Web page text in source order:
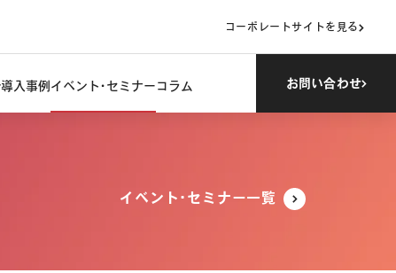
コーポレートサイトを見る
導入事例 イベント・セミナーコラム お問い合わせ
イベント・セミナー一覧